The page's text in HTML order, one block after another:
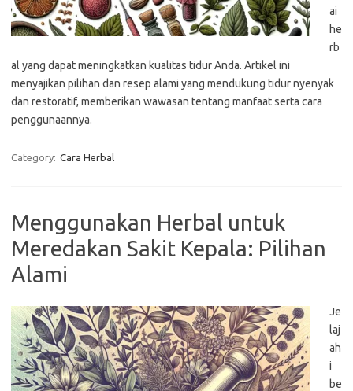
ai
he
rb
al yang dapat meningkatkan kualitas tidur Anda. Artikel ini
menyajikan pilihan dan resep alami yang mendukung tidur nyenyak
dan restoratif, memberikan wawasan tentang manfaat serta cara
penggunaannya.
Category: Cara Herbal
Menggunakan Herbal untuk
Meredakan Sakit Kepala: Pilihan
Alami
Je
laj
ah
i
be